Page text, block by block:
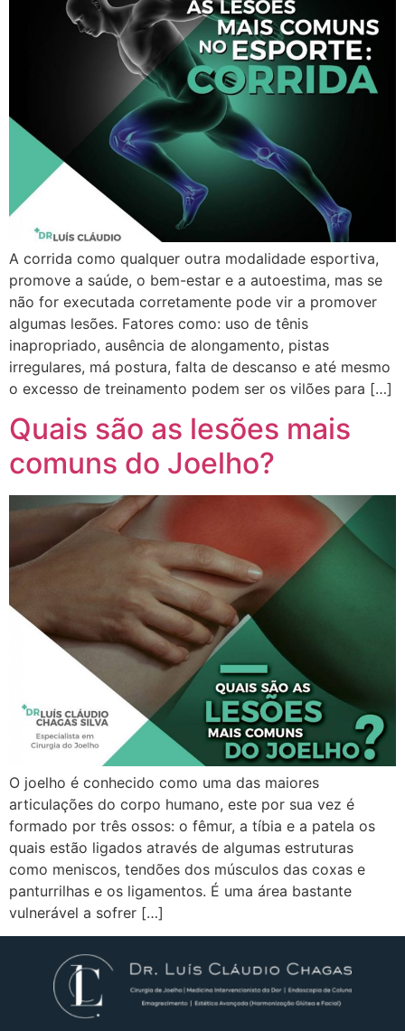
A corrida como qualquer outra modalidade esportiva,
promove a saúde, o bem-estar e a autoestima, mas se
não for executada corretamente pode vir a promover
algumas lesões. Fatores como: uso de tênis
inapropriado, ausência de alongamento, pistas
irregulares, má postura, falta de descanso e até mesmo
o excesso de treinamento podem ser os vilões para […]
Quais são as lesões mais
comuns do Joelho?
O joelho é conhecido como uma das maiores
articulações do corpo humano, este por sua vez é
formado por três ossos: o fêmur, a tíbia e a patela os
quais estão ligados através de algumas estruturas
como meniscos, tendões dos músculos das coxas e
panturrilhas e os ligamentos. É uma área bastante
vulnerável a sofrer […]